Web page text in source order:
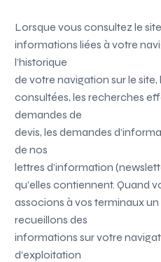
Lorsque vous consultez le
informations liées à votre
l’historique
de votre navigation sur le
consultées, les recherches
demandes de
devis, les demandes
de nos
lettres d’information
qu’elles contiennent. Quand
associons à vos terminaux
recueillons des
informations sur votre
d’exploitation